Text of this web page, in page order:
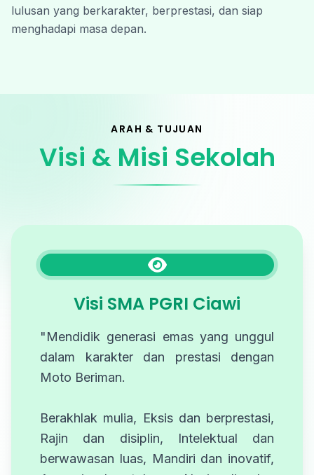
lulusan yang berkarakter, berprestasi, dan siap
menghadapi masa depan.
ARAH & TUJUAN
Visi & Misi Sekolah
Visi SMA PGRI Ciawi
"Mendidik generasi emas yang unggul
dalam karakter dan prestasi dengan
Moto Beriman.
Berakhlak mulia, Eksis dan berprestasi,
Rajin dan disiplin, Intelektual dan
berwawasan luas, Mandiri dan inovatif,